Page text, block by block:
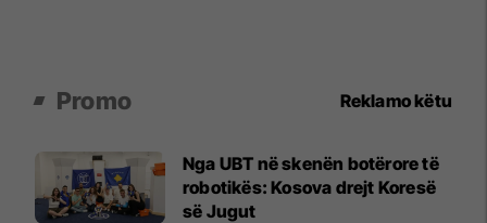
Promo Reklamo këtu
Nga UBT në skenën botërore të
robotikës: Kosova drejt Koresë
së Jugut